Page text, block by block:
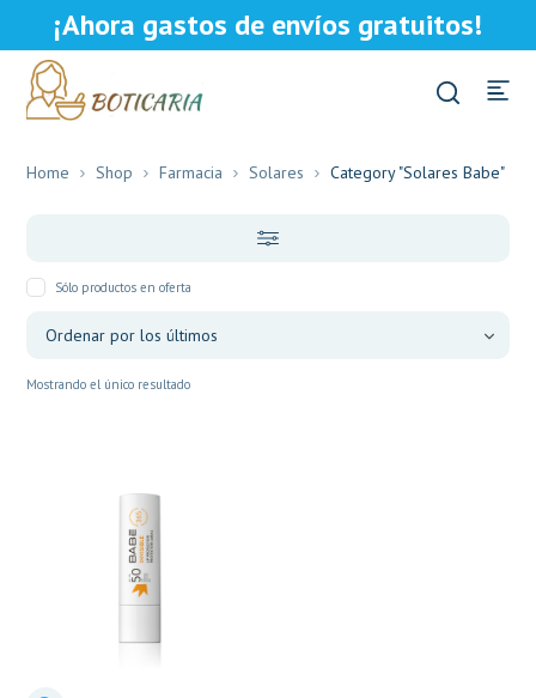
¡Ahora gastos de envíos gratuitos!
Home Shop Farmacia Solares Category "Solares Babe"
Sólo productos en oferta
Mostrando el único resultado